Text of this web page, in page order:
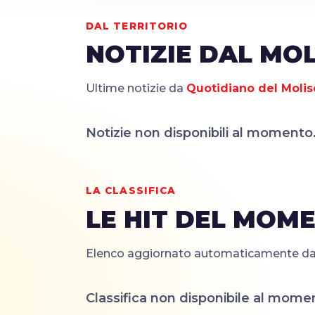
DAL TERRITORIO
NOTIZIE DAL
Ultime notizie da Quotidiano del
Notizie non disponibili al
LA CLASSIFICA
LE HIT DEL
Elenco aggiornato automaticamente
Classifica non disponibile al